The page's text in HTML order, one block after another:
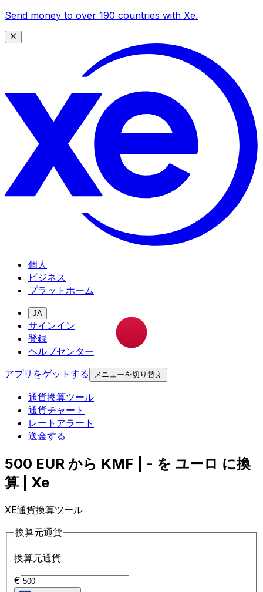
Send money to over 190 countries with Xe.
個人
ビジネス
プラットホーム
JA
サインイン
登録
ヘルプセンター
アプリをゲットする
メニューを切り替え
通貨換算ツール
通貨チャート
レートアラート
送金する
500 EUR から KMF | - を ユーロ に換
算 | Xe
XE通貨換算ツール
換算元通貨
換算元通貨
€